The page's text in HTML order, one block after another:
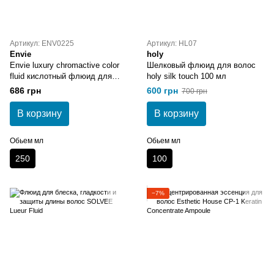
Артикул: ENV0225
Envie
Envie luxury chromactive color
fluid кислотный флюид для
окрашенных и поврежденных
волос 250 мл
686 грн
В корзину
Обьем мл
250
Артикул: HL07
holy
Шелковый флюид для волос
holy silk touch 100 мл
600 грн 700 грн
В корзину
Обьем мл
100
−7%